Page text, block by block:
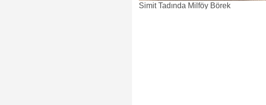
Simit Tadında Milföy Börek